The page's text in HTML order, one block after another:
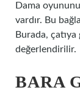
Dama
vardır. Bu
Burada,
değerlendirilir.
BARA